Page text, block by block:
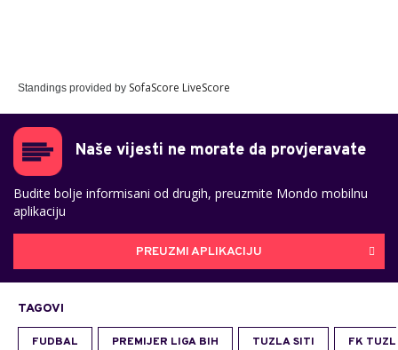
Standings provided by SofaScore LiveScore
Naše vijesti ne morate da provjeravate
Budite bolje informisani od drugih, preuzmite Mondo mobilnu
aplikaciju
PREUZMI APLIKACIJU
TAGOVI
FUDBAL PREMIJER LIGA BIH TUZLA SITI FK